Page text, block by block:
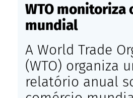
WTO monitoriza
mundial
A World Trade
(WTO) organiza
relatório anual